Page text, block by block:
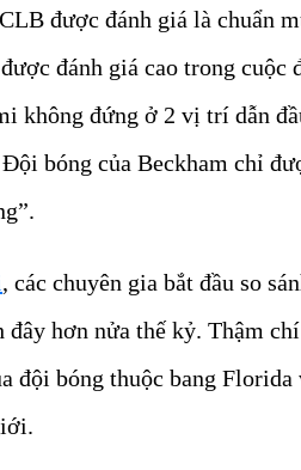
được đánh giá là chuẩn
đánh giá cao trong cuộc
không đứng ở 2 vị trí dẫn
bóng của Beckham chỉ
, các chuyên gia bắt đầu so
hơn nửa thế kỷ. Thậm
đội bóng thuộc bang Florida